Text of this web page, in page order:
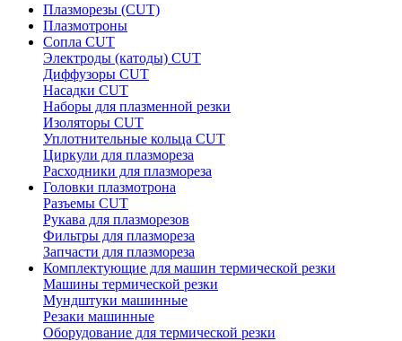
Плазморезы (CUT)
Плазмотроны
Сопла CUT
Электроды (катоды) CUT
Диффузоры CUT
Насадки CUT
Наборы для плазменной резки
Изоляторы CUT
Уплотнительные кольца CUT
Циркули для плазмореза
Расходники для плазмореза
Головки плазмотрона
Разъемы CUT
Рукава для плазморезов
Фильтры для плазмореза
Запчасти для плазмореза
Комплектующие для машин термической резки
Машины термической резки
Мундштуки машинные
Резаки машинные
Оборудование для термической резки